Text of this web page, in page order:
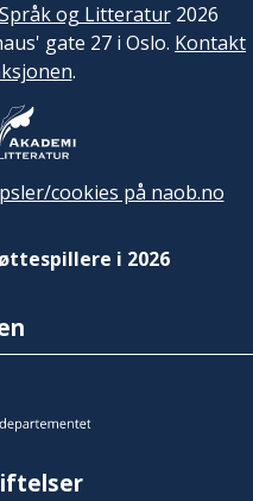
og Litteratur2026
gate 27 i Oslo. Kontakt
.
cookies på naob.no
i 2026